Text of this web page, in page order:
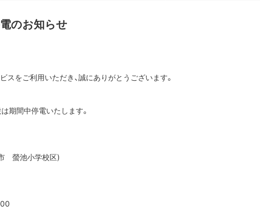
のお知らせ
スをご利用いただき、誠にありがとうございます。
期間中停電いたします。
螢池小学校区)